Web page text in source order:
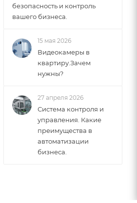
безопасность и контроль
вашего бизнеса.
15 мая 2026
Видеокамеры в
квартиру.Зачем
нужны?
27 апреля 2026
Система контроля и
управления. Какие
преимущества в
автоматизации
бизнеса.